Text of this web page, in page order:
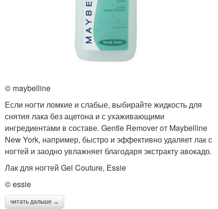
© maybelline
Если ногти ломкие и слабые, выбирайте жидкость для
снятия лака без ацетона и с ухаживающими
ингредиентами в составе. Gentle Remover от Maybelline
New York, например, быстро и эффективно удаляет лак с
ногтей и заодно увлажняет благодаря экстракту авокадо.
Лак для ногтей Gel Couture, Essie
© essie
читать дальше →